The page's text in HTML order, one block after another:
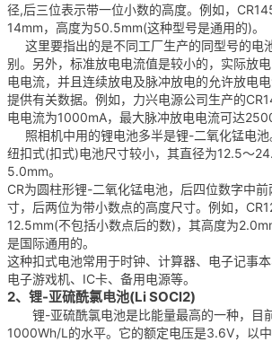
径,后三位表示带一位小数的高度。例如，
14mm，高度为50.5mm(这种型号是通用的)。
这里要指出的是不同工厂生产的同型号的电
别。另外，标准放电电流值是较小的，实际放
电电流，并且连续放电及脉冲放电的允许放电
提供有关数据。例如，力兴电源公司生产的
电电流为1000mA，最大脉冲放电电流可达
照相机中用的锂电池多半是锂-二氧化锰电池
纽扣式(扣式)电池尺寸较小，其直径为12.5～
5.0mm。
CR为圆柱形锂-二氧化锰电池，后四位数字中
寸，后两位为带小数点的高度尺寸。例如，
12.5mm(不包括小数点后的数)，其高度为
是国际通用的。
这种扣式电池常用于时钟、计算器、电子记事本
电子游戏机、IC卡、备用电源等。
2、锂-亚硫酰氯电池(Li SOCl2)
锂-亚硫酰氯电池是比能量最高的一种，目
1000Wh/L的水平。它的额定电压是3.6V，以